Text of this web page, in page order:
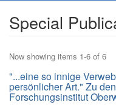
Special
Now showing items 1-6 of 6
"...eine so innige
persönlicher Art." Zu
Forschungsinstitut